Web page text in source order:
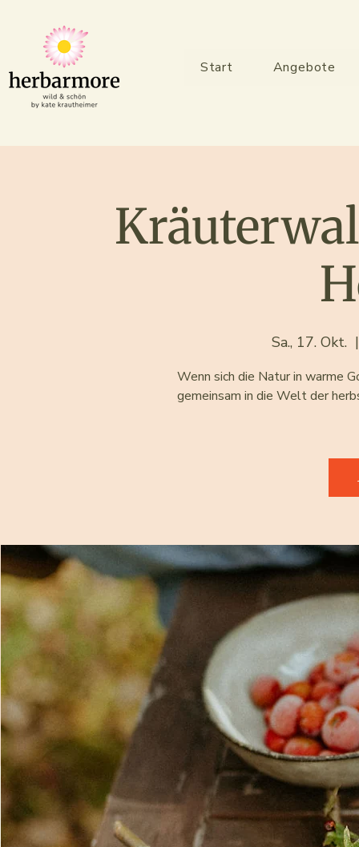
Start Angebote
Sa., 17. Okt.
Wenn sich die Natur in warme
gemeinsam in die Welt der